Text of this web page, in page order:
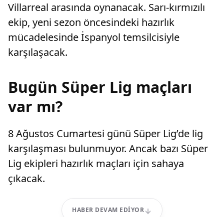
Villarreal arasında oynanacak. Sarı-kırmızılı
ekip, yeni sezon öncesindeki hazırlık
mücadelesinde İspanyol temsilcisiyle
karşılaşacak.
Bugün Süper Lig maçları
var mı?
8 Ağustos Cumartesi günü Süper Lig’de lig
karşılaşması bulunmuyor. Ancak bazı Süper
Lig ekipleri hazırlık maçları için sahaya
çıkacak.
HABER DEVAM EDIYOR